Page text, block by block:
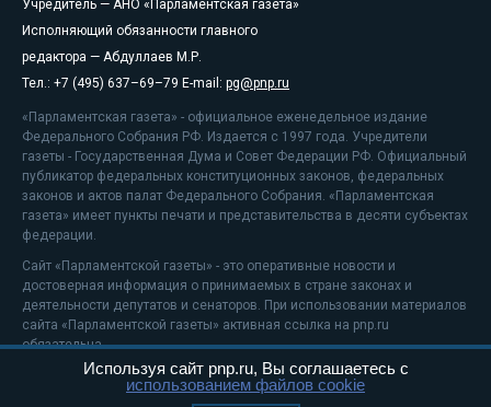
Учредитель — АНО «Парламентская газета»
Исполняющий обязанности главного
редактора — Абдуллаев М.Р.
Тел.: +7 (495) 637–69–79 E-mail: pg@pnp.ru
«Парламентская газета» - официальное еженедельное издание
Федерального Собрания РФ. Издается с 1997 года. Учредители
газеты - Государственная Дума и Совет Федерации РФ. Официальный
публикатор федеральных конституционных законов, федеральных
законов и актов палат Федерального Собрания. «Парламентская
газета» имеет пункты печати и представительства в десяти субъектах
федерации.
Сайт «Парламентской газеты» - это оперативные новости и
достоверная информация о принимаемых в стране законах и
деятельности депутатов и сенаторов. При использовании материалов
сайта «Парламентской газеты» активная ссылка на pnp.ru
обязательна.
На информационном ресурсе применяютсярекомендательные
Используя сайт pnp.ru, Вы соглашаетесь с
использованием файлов cookie